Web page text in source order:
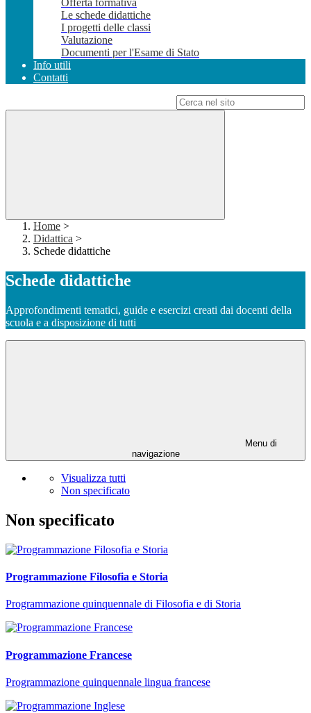
Offerta formativa
Le schede didattiche
I progetti delle classi
Valutazione
Documenti per l'Esame di Stato
Info utili
Contatti
Home >
Didattica >
Schede didattiche
Schede didattiche
Approfondimenti tematici, guide e esercizi creati dai docenti della
scuola e a disposizione di tutti
Menu di
navigazione
Visualizza tutti
Non specificato
Non specificato
Programmazione Filosofia e Storia
Programmazione quinquennale di Filosofia e di Storia
Programmazione Francese
Programmazione quinquennale lingua francese